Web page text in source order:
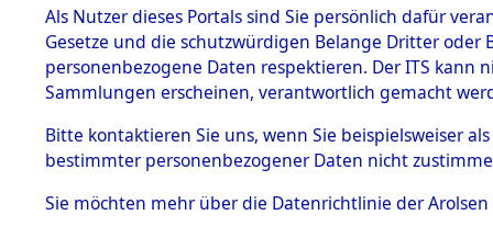
Effekten
1.2.9.1
Effekten aus
dem KZ
Dachau
1.2.9.2
Effekten aus
dem KZ
Bayerisches
Als Nutzer dieses Portals sind Sie persönlich dafür
Gesetze und die schutzwürdigen Belange Dritter
personenbezogene Daten respektieren. Der ITS
Sammlungen erscheinen, verantwortlich gemacht
Bitte kontaktieren Sie uns, wenn Sie beispielsweiser
bestimmter personenbezogener Daten nicht
Sie möchten mehr über die Datenrichtlinie der Arolsen